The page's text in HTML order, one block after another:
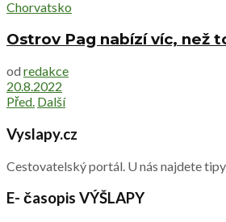
Chorvatsko
Ostrov Pag nabízí víc, než
od redakce
20.8.2022
Před. Další
Vyslapy.cz
Cestovatelský portál. U nás najdete
E- časopis VÝŠLAPY